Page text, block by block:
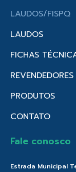
LAUDOS/FISPQ
LAUDOS
FICHAS
REVENDEDORES
PRODUTOS
CONTATO
Fale conosco
Estrada Municipal